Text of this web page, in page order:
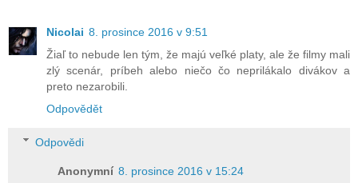
Nicolai 8. prosince 2016 v 9:51
Žiaľ to nebude len tým, že majú veľké platy, ale že filmy mali
zlý scenár, príbeh alebo niečo čo neprilákalo divákov a
preto nezarobili.
Odpovědět
Odpovědi
Anonymní 8. prosince 2016 v 15:24